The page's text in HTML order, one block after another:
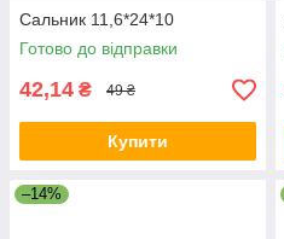
Сальник 11,6*24*10
Готово до відправки
42,14 ₴ 49 ₴
Купити
–14%